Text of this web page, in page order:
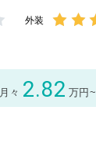
外装
月々 2.82 万円~